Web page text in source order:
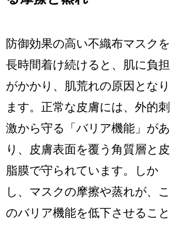
防御効果の高い不織布マスクを
長時間着け続けると、肌に負担
がかかり、肌荒れの原因となり
ます。正常な皮膚には、外的刺
激から守る「バリア機能」があ
り、皮膚表面を覆う角質層と皮
脂膜で守られています。しか
し、マスクの摩擦や蒸れが、こ
のバリア機能を低下させること